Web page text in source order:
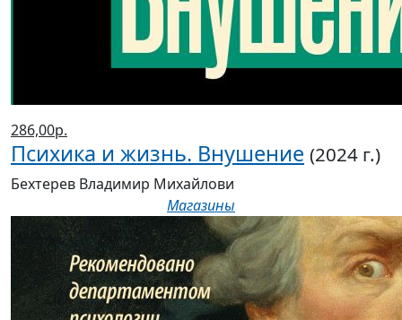
286,00р.
Психика и жизнь. Внушение (2024 г.)
Бехтерев Владимир Михайлови
Магазины